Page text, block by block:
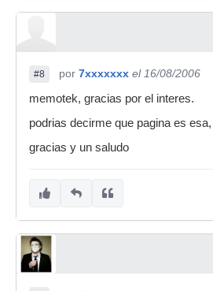
#8 por 7xxxxxxx el 16/08/2006
memotek, gracias por el interes.
podrias decirme que pagina es
gracias y un saludo